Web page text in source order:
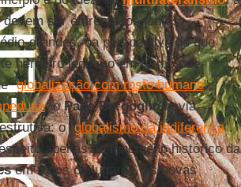
ser enfrentados juntos,
grandes, na perspectiva do que
herdeiro legítimo em termos de
"globalização com rosto humano".
, oPapa Bergogliohavia
o "globalismo da indiferença".
apenas ao fenômeno histórico da
em todos os lugares, às novas